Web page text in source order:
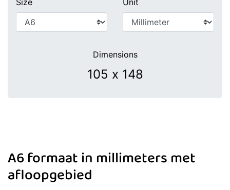
Size Unit
Dimensions
A6 formaat in millimeters met
afloopgebied